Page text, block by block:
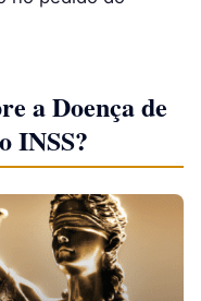
a Doença de
INSS?